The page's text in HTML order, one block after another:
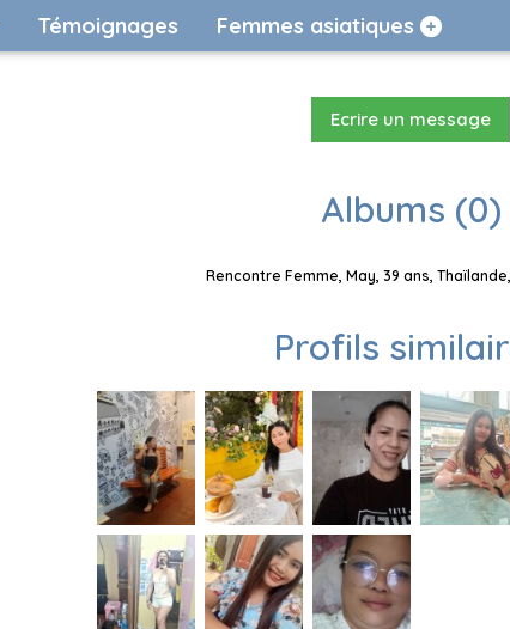
Témoignages Femmes asiatiques
Ecrire un message
Albums (0)
Rencontre Femme, May, 39 ans,
Profils